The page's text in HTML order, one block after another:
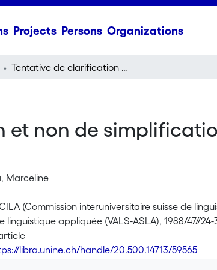
Projects Persons Organizations
Tentative de clarification et non de simplification de la situation des enfants de migrants en France
et non de
Marceline
(Commission interuniversitaire suisse de
linguistique appliquée (VALS-ASLA), 1988/47//24-
libra.unine.ch/handle/20.500.14713/59565